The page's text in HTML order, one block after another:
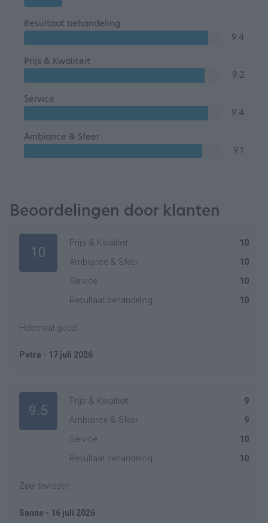
Resultaat behandeling
9.4
Prijs & Kwaliteit
9.2
Service
9.4
Ambiance & Sfeer
9.1
Beoordelingen door klanten
10
Prijs & Kwaliteit
10
Ambiance & Sfeer
10
Service
10
Resultaat behandeling
10
Helemaal goed!
Petra - 17 juli 2026
9.5
Prijs & Kwaliteit
9
Ambiance & Sfeer
9
Service
10
Resultaat behandeling
10
Zeer tevreden
Sanne - 16 juli 2026